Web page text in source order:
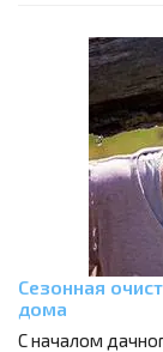
Сезонная
дома
С началом